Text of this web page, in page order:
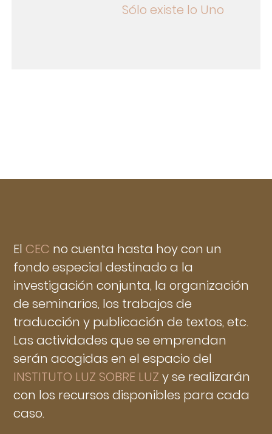
Sólo existe lo Uno
El CEC no cuenta hasta hoy con un
fondo especial destinado a la
investigación conjunta, la organización
de seminarios, los trabajos de
traducción y publicación de textos, etc.
Las actividades que se emprendan
serán acogidas en el espacio del
INSTITUTO LUZ SOBRE LUZ y se realizarán
con los recursos disponibles para cada
caso.